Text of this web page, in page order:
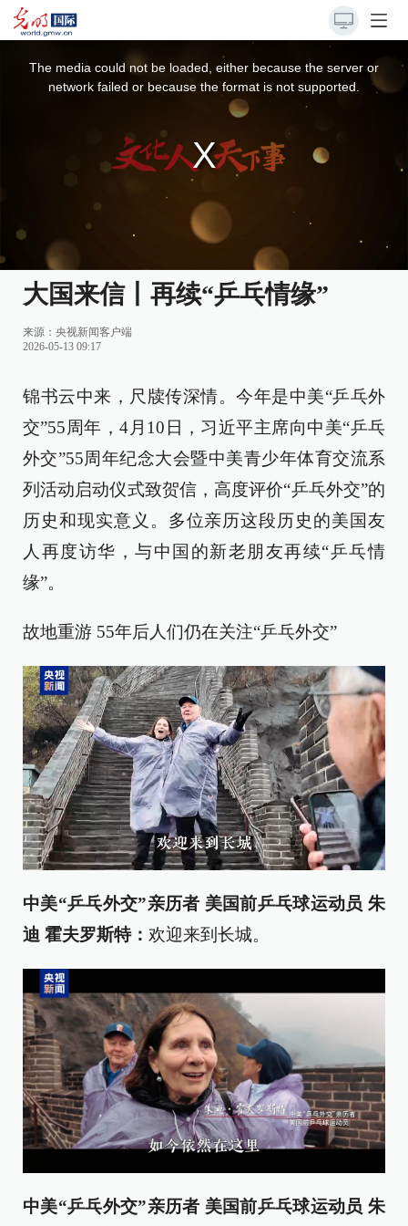
The media could not be loaded, either because the server or
network failed or because the format is not supported.
大国来信丨再续“乒乓情缘”
来源： 央视新闻客户端
2026-05-13 09:17
锦书云中来，尺牍传深情。今年是中美“乒乓外
交”55周年，4月10日，习近平主席向中美“乒乓
外交”55周年纪念大会暨中美青少年体育交流系
列活动启动仪式致贺信，高度评价“乒乓外交”的
历史和现实意义。多位亲历这段历史的美国友
人再度访华，与中国的新老朋友再续“乒乓情
缘”。
故地重游 55年后人们仍在关注“乒乓外交”
中美“乒乓外交”亲历者 美国前乒乓球运动员 朱
迪 霍夫罗斯特： 欢迎来到长城。
中美“乒乓外交”亲历者 美国前乒乓球运动员 朱